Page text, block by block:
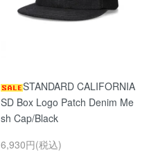
STANDARD CALIFORNIA
SD Box Logo Patch Denim Me
sh Cap/Black
6,930円(税込)